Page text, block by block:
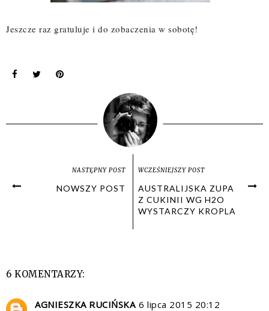
Jeszcze raz gratuluje i do zobaczenia w sobotę!
NASTĘPNY POST
NOWSZY POST
WCZEŚNIEJSZY POST
AUSTRALIJSKA ZUPA
Z CUKINII WG H2O
WYSTARCZY KROPLA
6 KOMENTARZY:
AGNIESZKA RUCIŃSKA 6 lipca 2015 20:12